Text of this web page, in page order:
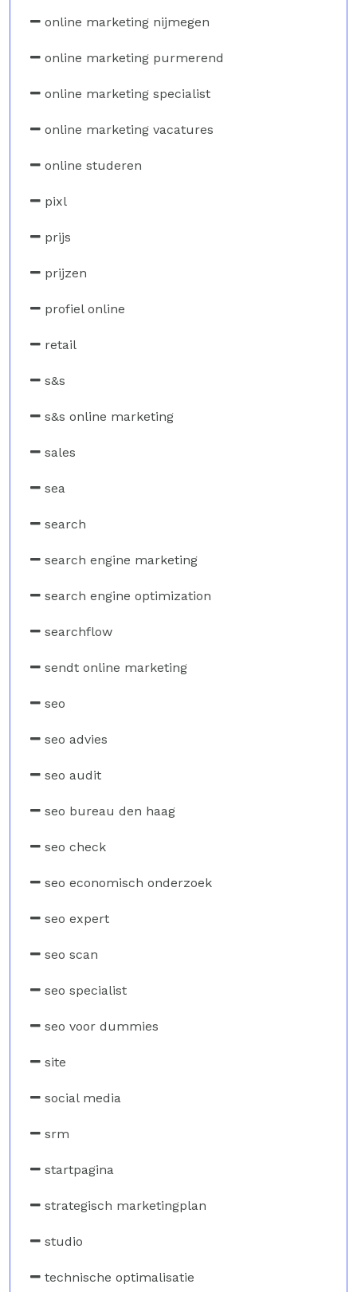
online marketing nijmegen
online marketing purmerend
online marketing specialist
online marketing vacatures
online studeren
pixl
prijs
prijzen
profiel online
retail
s&s
s&s online marketing
sales
sea
search
search engine marketing
search engine optimization
searchflow
sendt online marketing
seo
seo advies
seo audit
seo bureau den haag
seo check
seo economisch onderzoek
seo expert
seo scan
seo specialist
seo voor dummies
site
social media
srm
startpagina
strategisch marketingplan
studio
technische optimalisatie